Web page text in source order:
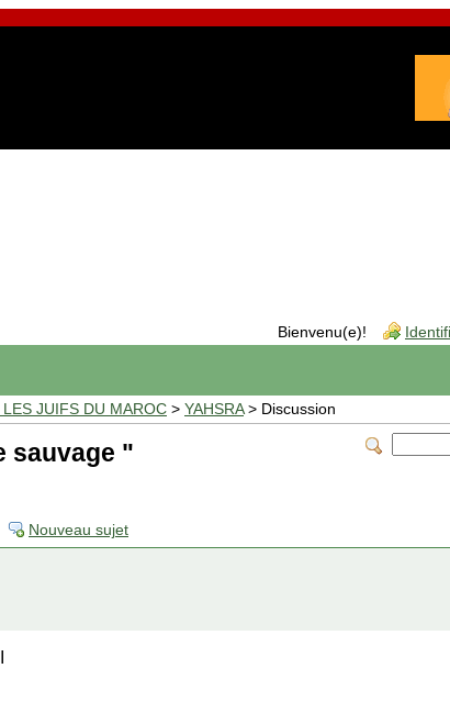
Bienvenu(e)!
JUIFS DU MAROC > YAHSRA> Discussion
sauvage "
Nouveau sujet